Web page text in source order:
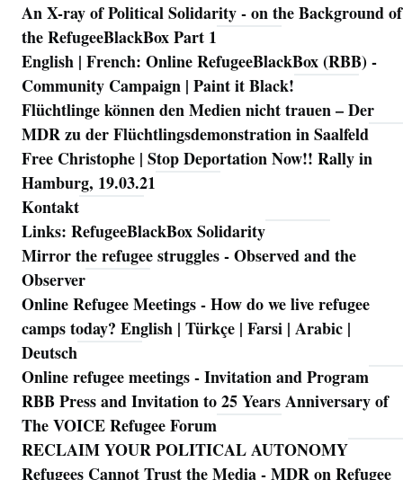
Navigation
An X-ray of Political Solidarity - on the Background of
the RefugeeBlackBox Part 1
English | French: Online RefugeeBlackBox (RBB) -
Community Campaign | Paint it Black!
Flüchtlinge können den Medien nicht trauen – Der
MDR zu der Flüchtlingsdemonstration in Saalfeld
Free Christophe | Stop Deportation Now!! Rally in
Hamburg, 19.03.21
Kontakt
Links: RefugeeBlackBox Solidarity
Mirror the refugee struggles - Observed and the
Observer
Online Refugee Meetings - How do we live refugee
camps today? English | Türkçe | Farsi | Arabic |
Deutsch
Online refugee meetings - Invitation and Program
RBB Press and Invitation to 25 Years Anniversary of
The VOICE Refugee Forum
RECLAIM YOUR POLITICAL AUTONOMY
Refugees Cannot Trust the Media - MDR on Refugee